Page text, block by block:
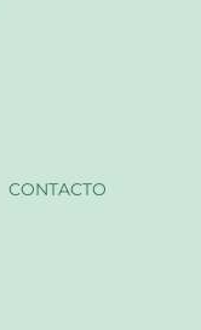
CONTACTO